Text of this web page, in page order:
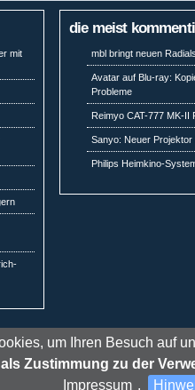
um Ihren Besuch auf
Zustimmung zu der
Impressum .
mit
die meist
mbl bringt neuen
Avatar auf Blu-ray:
Probleme
Reimyo CAT-777 MK-
Sanyo: Neuer
Philips Heimkino-